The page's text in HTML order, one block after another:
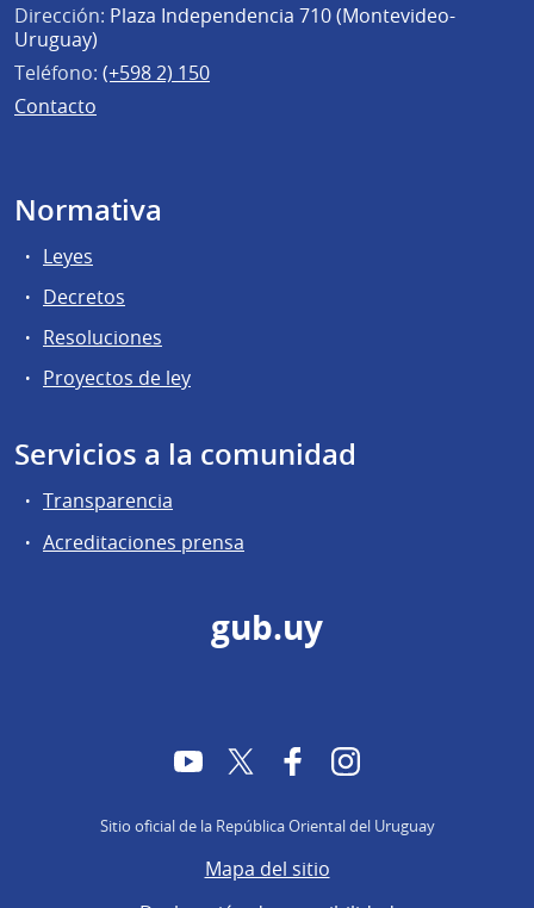
Dirección: Plaza Independencia 710 (Montevideo-
Uruguay)
Teléfono: (+598 2) 150
Contacto
Normativa
Leyes
Decretos
Resoluciones
Proyectos de ley
Servicios a la comunidad
Transparencia
Acreditaciones prensa
gub.uy
YouTubeTwitter FacebookInstagram
Sitio oficial de la República Oriental del Uruguay
Mapa del sitio